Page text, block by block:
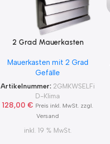
2 Grad Mauerkasten
Kondensatablauf für
Klimageräte Ø150 2Grad
MKWSELFiD
Mauerkasten mit 2 Grad
Gefälle
Artikelnummer: 2GMKWSELFi
D-Klima
128,00€ Preis inkl. MwSt. zzgl.
Versand
inkl. 19 % MwSt.